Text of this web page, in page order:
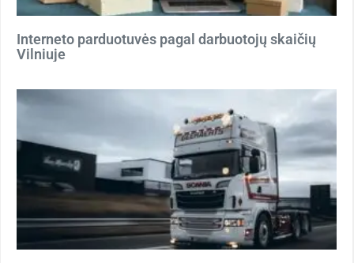
Interneto parduotuvės pagal darbuotojų skaičių
Vilniuje